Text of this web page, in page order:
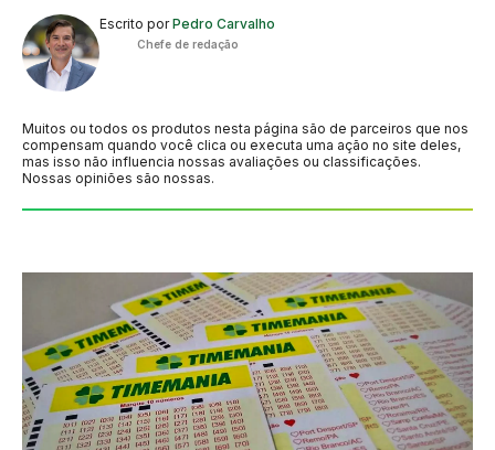
Escrito porPedro Carvalho
Chefe de redação
Muitos ou todos os produtos nesta página são de parceiros que nos
compensam quando você clica ou executa uma ação no site deles,
mas isso não influencia nossas avaliações ou classificações.
Nossas opiniões são nossas.